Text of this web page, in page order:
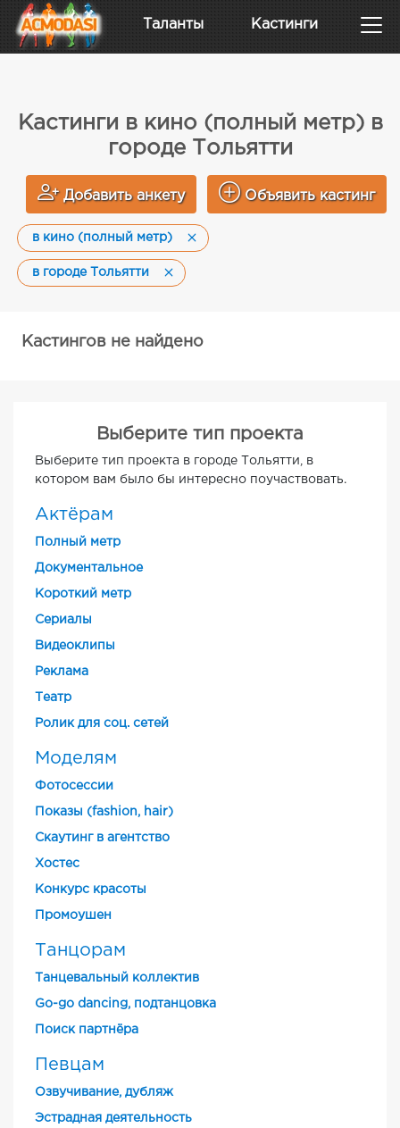
Таланты Кастинги
Кастинги в кино (полный метр) в
городе Тольятти
Добавить анкету Объявить кастинг
в кино (полный метр)
в городе Тольятти
Кастингов не найдено
Выберите тип проекта
Выберите тип проекта в городе Тольятти, в
котором вам было бы интересно поучаствовать.
Актёрам
Полный метр
Документальное
Короткий метр
Cериалы
Видеоклипы
Реклама
Театр
Ролик для соц. сетей
Моделям
Фотосессии
Показы (fashion, hair)
Скаутинг в агентство
Хостес
Конкурс красоты
Промоушен
Танцорам
Танцевальный коллектив
Go-go dancing, подтанцовка
Поиск партнёра
Певцам
Озвучивание, дубляж
Эстрадная деятельность